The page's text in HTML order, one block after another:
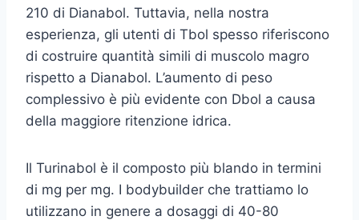
210 di Dianabol. Tuttavia, nella nostra
esperienza, gli utenti di Tbol spesso riferiscono
di costruire quantità simili di muscolo magro
rispetto a Dianabol. L’aumento di peso
complessivo è più evidente con Dbol a causa
della maggiore ritenzione idrica.
Il Turinabol è il composto più blando in termini
di mg per mg. I bodybuilder che trattiamo lo
utilizzano in genere a dosaggi di 40-80